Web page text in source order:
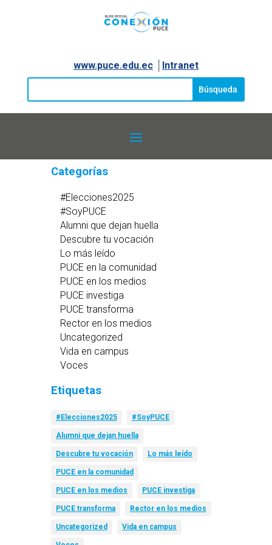
www.puce.edu.ec│ Intranet
Categorías
#Elecciones2025
#SoyPUCE
Alumni que dejan huella
Descubre tu vocación
Lo más leído
PUCE en la comunidad
PUCE en los medios
PUCE investiga
PUCE transforma
Rector en los medios
Uncategorized
Vida en campus
Voces
Etiquetas
#Elecciones2025 #SoyPUCE
Alumni que dejan huella
Descubre tu vocación Lo más leído
PUCE en la comunidad
PUCE en los medios PUCE investiga
PUCE transforma Rector en los medios
Uncategorized Vida en campus